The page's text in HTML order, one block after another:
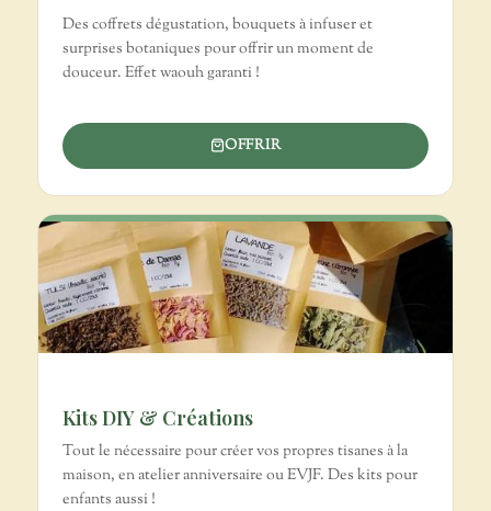
Des coffrets dégustation, bouquets à infuser et
surprises botaniques pour offrir un moment de
douceur. Effet waouh garanti !
OFFRIR
Kits DIY & Créations
Tout le nécessaire pour créer vos propres tisanes à la
maison, en atelier anniversaire ou EVJF. Des kits pour
enfants aussi !